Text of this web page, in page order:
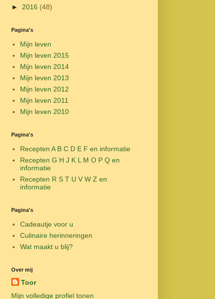
► 2016 (48)
Pagina's
Mijn leven
Mijn leven 2015
Mijn leven 2014
Mijn leven 2013
Mijn leven 2012
Mijn leven 2011
Mijn leven 2010
Pagina's
Recepten A B C D E F en informatie
Recepten G H J K L M O P Q en
informatie
Recepten R S T U V W Z en
informatie
Pagina's
Cadeautje voor u
Culinaire herinneringen
Wat maakt u blij?
Over mij
Toor
Mijn volledige profiel tonen